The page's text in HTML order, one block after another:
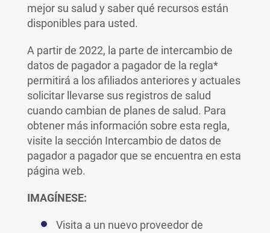
mejor su salud y saber qué recursos están
disponibles para usted.
A partir de 2022, la parte de intercambio de
datos de pagador a pagador de la regla*
permitirá a los afiliados anteriores y actuales
solicitar llevarse sus registros de salud
cuando cambian de planes de salud. Para
obtener más información sobre esta regla,
visite la sección Intercambio de datos de
pagador a pagador que se encuentra en esta
página web.
IMAGÍNESE:
Visita a un nuevo proveedor de